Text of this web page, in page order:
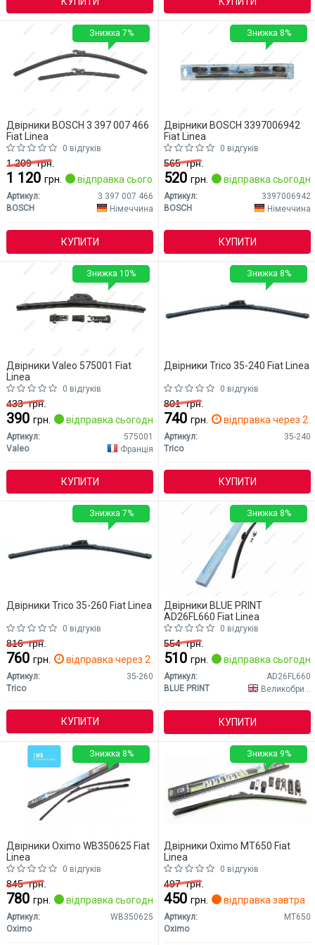
Двірники BOSCH 3 397 007 466
Fiat Linea
0 відгуків
1 209грн.
1 120 грн. відправка сьогодні
Артикул:
3 397 007 466
BOSCH
Німеччина
КУПИТИ
Знижка 7%
Двірники BOSCH 3397006942
Fiat Linea
0 відгуків
565грн.
520 грн. відправка сьогодні
Артикул:
3397006942
BOSCH
Німеччина
КУПИТИ
Знижка 8%
Двірники Valeo 575001 Fiat
Linea
0 відгуків
433грн.
390 грн. відправка сьогодні
Артикул:
575001
Valeo
Франція
КУПИТИ
Знижка 10%
Двірники Trico 35-240 Fiat Linea
0 відгуків
801грн.
740 грн. відправка через 2
Артикул:
35-240
Trico
КУПИТИ
Знижка 8%
Двірники Trico 35-260 Fiat Linea
0 відгуків
816грн.
760 грн. відправка через 2 дн.
Артикул:
35-260
Trico
КУПИТИ
Знижка 7%
Двірники BLUE PRINT
AD26FL660 Fiat Linea
0 відгуків
554грн.
510 грн. відправка сьогодні
Артикул:
AD26FL660
BLUE PRINT
Великобританія
КУПИТИ
Знижка 8%
Двірники Oximo WB350625 Fiat
Linea
0 відгуків
845грн.
780 грн. відправка сьогодні
Артикул:
WB350625
Oximo
Знижка 8%
Двірники Oximo MT650 Fiat
Linea
0 відгуків
497грн.
450 грн. відправка завтра
Артикул:
MT650
Oximo
Знижка 9%